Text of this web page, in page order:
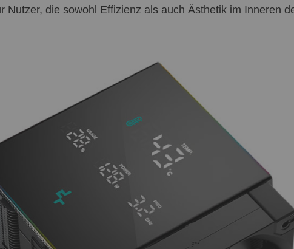
Nutzer, die sowohl Effizienz als auch Ästhetik im Inneren